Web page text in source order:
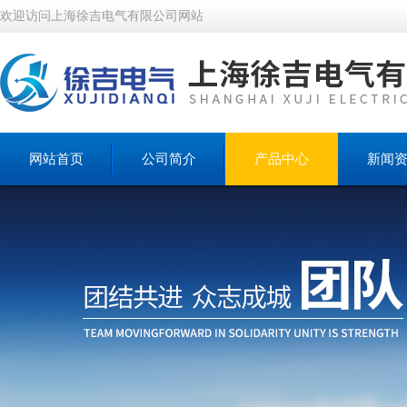
欢迎访问上海徐吉电气有限公司网站
网站首页 公司简介 产品中心 新闻